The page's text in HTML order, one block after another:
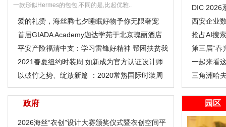
一款形似Hermes的包包,不同的是,比起优雅..
爱的礼赞，海丝腾七夕睡眠好物予你无限奢宠
首届GIADA Academy迦达学苑于北京瑰丽酒店
优雅呈现
平安产险福清中支：学习雷锋好精神 帮困扶贫我
先行
2021春夏纽约时装周 如新成为官方认证设计师
Sienna Li
以破竹之势、绽放新篇 ：2020常熟国际时装周
大幕将启
性化升学
DIC 2026
西安企业
个流量入
抢占AI搜
让“答案
第三届“春
家何宇
一起来看
三角洲哈
建议
政府
2026海丝“衣创”设计大赛颁奖仪式暨衣创空间平
园区